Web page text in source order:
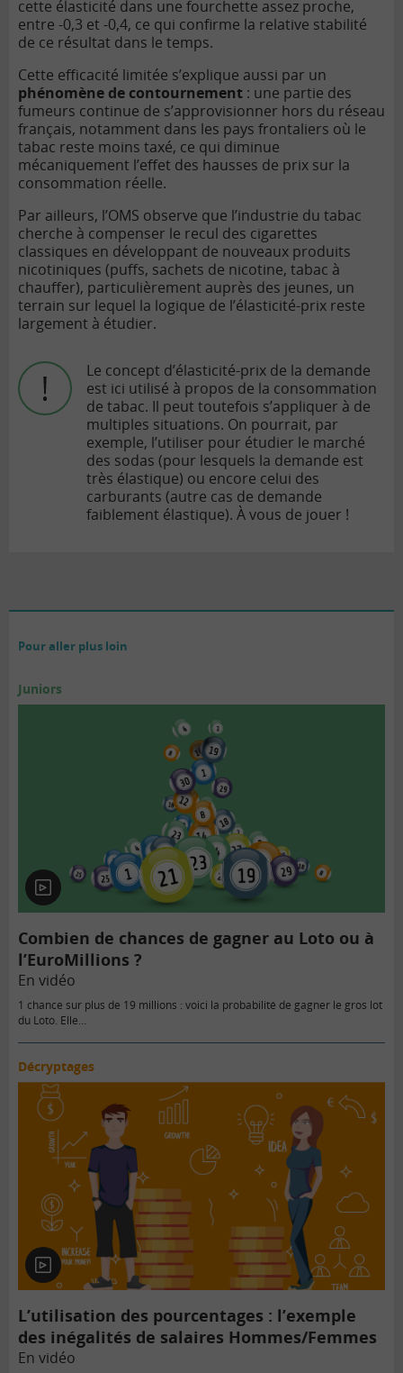
cette élasticité dans une fourchette assez proche,
entre -0,3 et -0,4, ce qui confirme la relative stabilité
de ce résultat dans le temps.
Cette efficacité limitée s’explique aussi par un
phénomène de contournement : une partie des
fumeurs continue de s’approvisionner hors du réseau
français, notamment dans les pays frontaliers où le
tabac reste moins taxé, ce qui diminue
mécaniquement l’effet des hausses de prix sur la
consommation réelle.
Par ailleurs, l’OMS observe que l’industrie du tabac
cherche à compenser le recul des cigarettes
classiques en développant de nouveaux produits
nicotiniques (puffs, sachets de nicotine, tabac à
chauffer), particulièrement auprès des jeunes, un
terrain sur lequel la logique de l’élasticité-prix reste
largement à étudier.
Le concept d’élasticité-prix de la demande
est ici utilisé à propos de la consommation
de tabac. Il peut toutefois s’appliquer à de
multiples situations. On pourrait, par
exemple, l’utiliser pour étudier le marché
des sodas (pour lesquels la demande est
très élastique) ou encore celui des
carburants (autre cas de demande
faiblement élastique). À vous de jouer !
Pour aller plus loin
Juniors
En
vidéo
Combien de chances de gagner au Loto ou à
l’EuroMillions ?
En vidéo
1 chance sur plus de 19 millions : voici la probabilité de gagner le gros lot
du Loto. Elle…
Décryptages
En
vidéo
L’utilisation des pourcentages : l’exemple
des inégalités de salaires Hommes/Femmes
En vidéo